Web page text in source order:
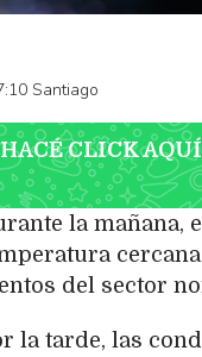
Santiago
HACÉ CLICK
la mañana,
del sector
la tarde, las